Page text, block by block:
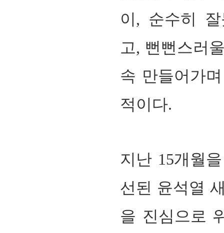
이 , 순수히
고, 뻔뻔스러
속 만들어가
적이다.
지난 15개월
선된 윤석열
을 진심으로